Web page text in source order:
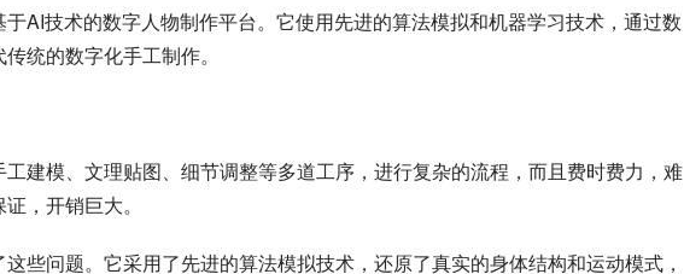
AI技术的数字人物制作平台。它使用先进的算法模拟和机器学习技术，通过数
统的数字化手工制作。
建模、文理贴图、细节调整等多道工序，进行复杂的流程，而且费时费力，难
，开销巨大。
些问题。它采用了先进的算法模拟技术，还原了真实的身体结构和运动模式，